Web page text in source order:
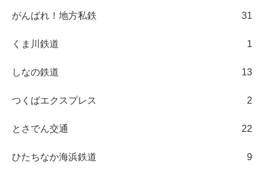
がんばれ！地方私鉄 31
くま川鉄道 1
しなの鉄道 13
つくばエクスプレス 2
とさでん交通 22
ひたちなか海浜鉄道 9